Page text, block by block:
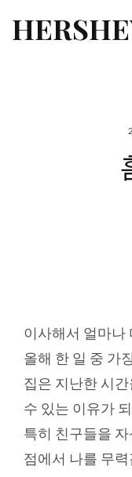
이사해서 얼마나
올해 한 일 중 가
집은 지난한 시
수 있는 이유가
특히 친구들을
점에서 나를 무